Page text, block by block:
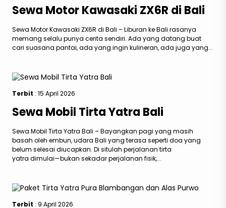
Sewa Motor Kawasaki ZX6R di Bali
Sewa Motor Kawasaki ZX6R di Bali – Liburan ke Bali rasanya
memang selalu punya cerita sendiri. Ada yang datang buat
cari suasana pantai, ada yang ingin kulineran, ada juga yang...
Terbit : 15 April 2026
Sewa Mobil Tirta Yatra Bali
Sewa Mobil Tirta Yatra Bali – Bayangkan pagi yang masih
basah oleh embun, udara Bali yang terasa seperti doa yang
belum selesai diucapkan. Di situlah perjalanan tirta
yatra dimulai—bukan sekadar perjalanan fisik,...
Terbit : 9 April 2026